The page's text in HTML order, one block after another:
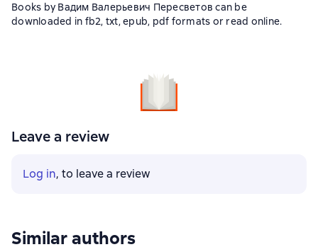
Books by Вадим Валерьевич Пересветов can be
downloaded in fb2, txt, epub, pdf formats or read online.
Leave a review
Log in, to leave a review
Similar authors